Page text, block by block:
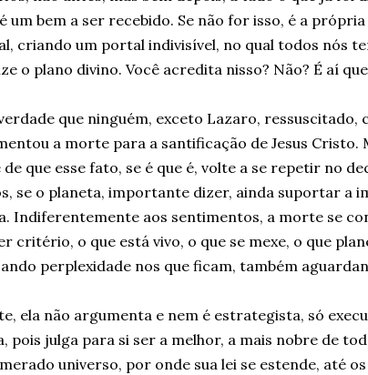
um bem a ser recebido. Se não for isso, é a
criando um portal indivisível, no qual todos nós
o plano divino. Você acredita nisso? Não? É aí
que ninguém, exceto Lazaro, ressuscitado,
a morte para a santificação de Jesus Cristo.
de que esse fato, se é que é, volte a se repetir no
se o planeta, importante dizer, ainda suportar a
Indiferentemente aos sentimentos, a morte se
critério, o que está vivo, o que se mexe, o que
perplexidade nos que ficam, também
ela não argumenta e nem é estrategista, só
pois julga para si ser a melhor, a mais nobre de
universo, por onde sua lei se estende, até